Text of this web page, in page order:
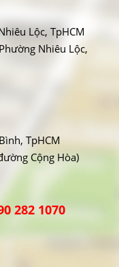
Lộc, TpHCM
Nhiêu Lộc,
TpHCM
Cộng Hòa)
282 1070